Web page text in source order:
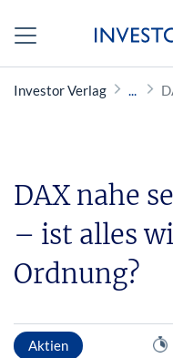
Investor Verlag
DAX nahe
– ist alles
Ordnung?
Aktien